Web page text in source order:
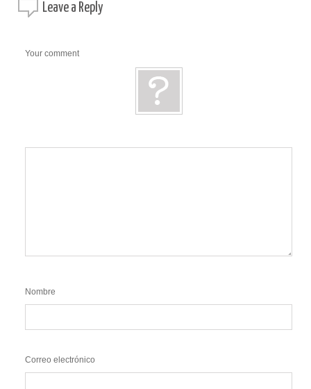
Leave a Reply
Your comment
Nombre
Correo electrónico